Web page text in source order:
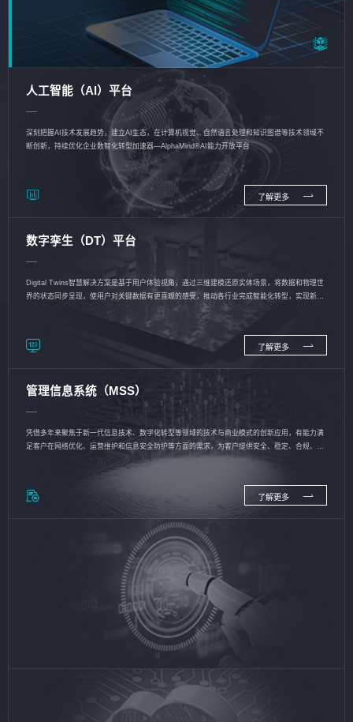
人工智能（AI）平台
深刻把握AI技术发展趋势，建立AI生态，在计算机视觉、自然语言处理和知识图谱等技术领域不
断创新，持续优化企业数智化转型加速器—AlphaMind®AI能力开放平台
了解更多
数字孪生（DT）平台
Digital Twins智慧解决方案是基于用户体验视角，通过三维建模还原实体场景，将数据和物理世
界的状态同步呈现，使用户对关键数据有更直观的感受，推动各行业完成智能化转型，实现新旧
了解更多
管理信息系统（MSS）
凭借多年来聚焦于新一代信息技术、数字化转型等领域的技术与商业模式的创新应用，有能力满
足客户在网络优化、运营维护和信息安全防护等方面的需求，为客户提供安全、稳定、合规、持
了解更多